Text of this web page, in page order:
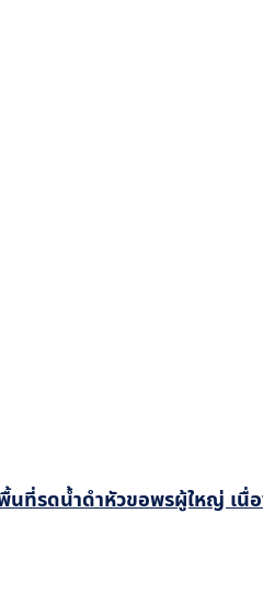
ที่รดน้ำดำหัวขอพรผู้ใหญ่ เนื่อ